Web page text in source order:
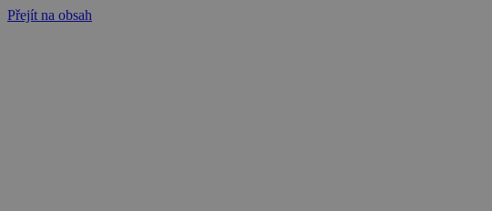
Přejít na obsah